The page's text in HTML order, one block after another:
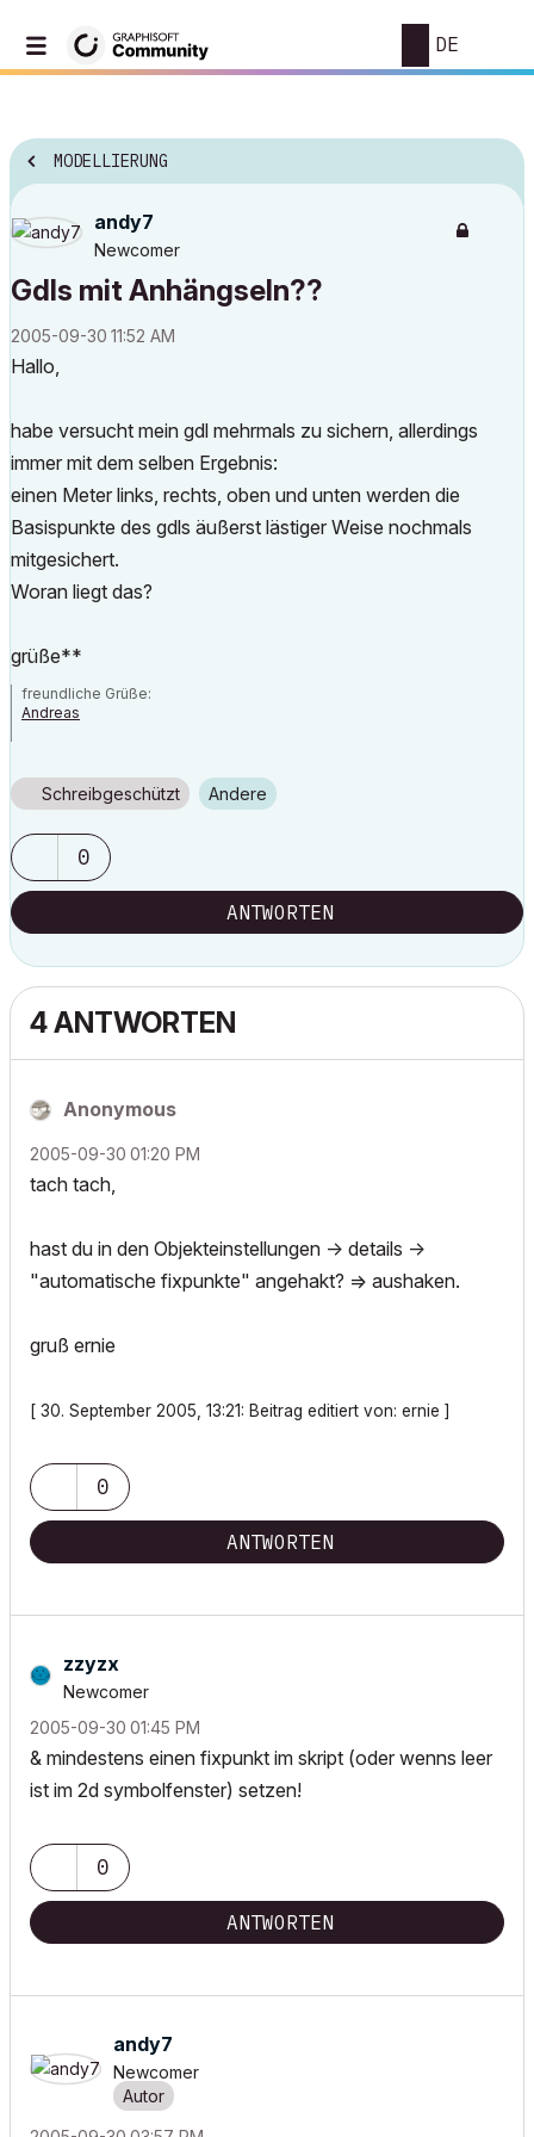
DE
MODELLIERUNG
andy7
Newcomer
Gdls mit Anhängseln??
‎2005-09-30 11:52 AM
Hallo,
habe versucht mein gdl mehrmals zu sichern, allerdings
immer mit dem selben Ergebnis:
einen Meter links, rechts, oben und unten werden die
Basispunkte des gdls äußerst lästiger Weise nochmals
mitgesichert.
Woran liegt das?
grüße**
freundliche Grüße:
Andreas
Schreibgeschützt Andere
0
ANTWORTEN
4 ANTWORTEN
Anonymous
‎2005-09-30 01:20 PM
tach tach,
hast du in den Objekteinstellungen -> details ->
"automatische fixpunkte" angehakt? => aushaken.
gruß ernie
[ 30. September 2005, 13:21: Beitrag editiert von: ernie ]
0
ANTWORTEN
zzyzx
Newcomer
‎2005-09-30 01:45 PM
& mindestens einen fixpunkt im skript (oder wenns leer
ist im 2d symbolfenster) setzen!
0
ANTWORTEN
andy7
Newcomer